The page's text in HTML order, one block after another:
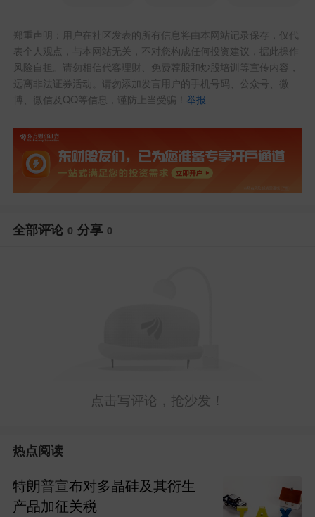
郑重声明：用户在社区发表的所有信息将由本网站记录保存，仅代
表个人观点，与本网站无关，不对您构成任何投资建议，据此操作
风险自担。请勿相信代客理财、免费荐股和炒股培训等宣传内容，
远离非法证券活动。请勿添加发言用户的手机号码、公众号、微
博、微信及QQ等信息，谨防上当受骗！举报
全部评论 0 分享 0
点击写评论，抢沙发！
热点阅读
特朗普宣布对多晶硅及其衍生
产品加征关税